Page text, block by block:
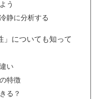
う
静に分析する
」についても知って
い
特徴
る？